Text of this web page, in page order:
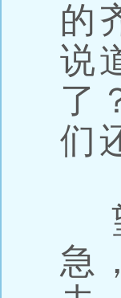
的
说
了
们
急